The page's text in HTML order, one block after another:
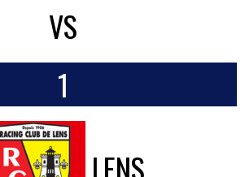
VS
1
LENS